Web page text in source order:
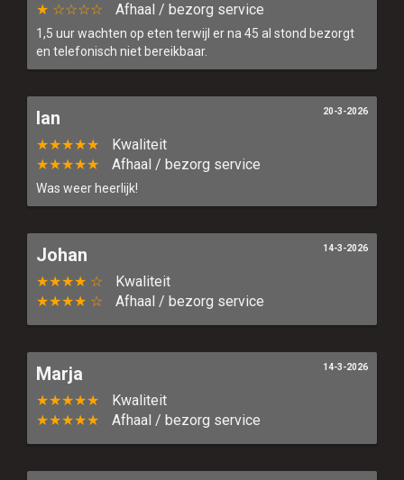
★ ☆☆☆☆ Afhaal / bezorg service
1,5 uur wachten op eten terwijl er na 45 al stond bezorgt
en telefonisch niet bereikbaar.
Ian
★★★★★
Kwaliteit
★★★★★
Afhaal / bezorg service
Was weer heerlijk!
20-3-2026
Johan
★★★★ ☆
Kwaliteit
★★★★ ☆
Afhaal / bezorg service
14-3-2026
Marja
★★★★★
Kwaliteit
★★★★★
Afhaal / bezorg service
14-3-2026